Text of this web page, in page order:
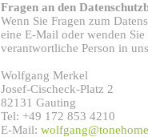
Fragen an den
Wenn Sie Fragen zum
eine E-Mail oder wenden
verantwortliche Person in
Wolfgang Merkel
Josef-Cischeck-Platz 2
82131 Gauting
Tel: +49 172 853 4210
E-Mail: